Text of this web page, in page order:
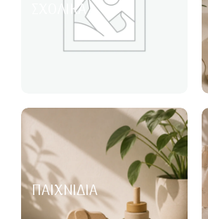
ΣΧΟΛΙΚΆ
ΠΑΙΧΝΊΔΙΑ